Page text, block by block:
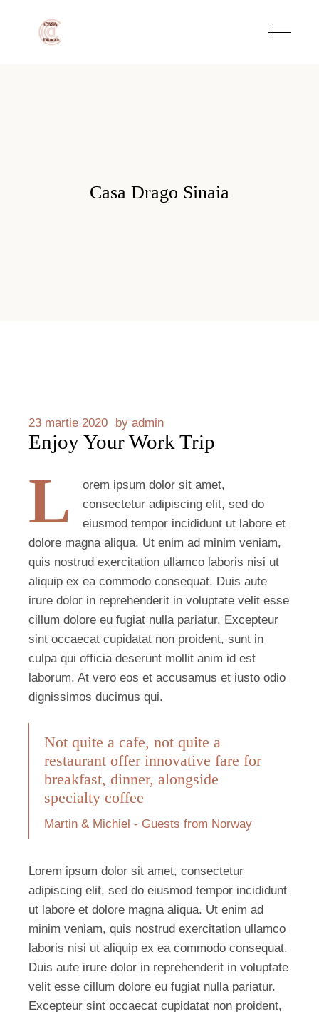
Casa Drago Sinaia
23 martie 2020 by admin
Enjoy Your Work Trip
L
orem ipsum dolor sit amet,
consectetur adipiscing elit, sed do
eiusmod tempor incididunt ut labore et
dolore magna aliqua. Ut enim ad minim veniam,
quis nostrud exercitation ullamco laboris nisi ut
aliquip ex ea commodo consequat. Duis aute
irure dolor in reprehenderit in voluptate velit esse
cillum dolore eu fugiat nulla pariatur. Excepteur
sint occaecat cupidatat non proident, sunt in
culpa qui officia deserunt mollit anim id est
laborum. At vero eos et accusamus et iusto odio
dignissimos ducimus qui.
Not quite a cafe, not quite a
restaurant offer innovative fare for
breakfast, dinner, alongside
specialty coffee
Martin & Michiel - Guests from Norway
Lorem ipsum dolor sit amet, consectetur
adipiscing elit, sed do eiusmod tempor incididunt
ut labore et dolore magna aliqua. Ut enim ad
minim veniam, quis nostrud exercitation ullamco
laboris nisi ut aliquip ex ea commodo consequat.
Duis aute irure dolor in reprehenderit in voluptate
velit esse cillum dolore eu fugiat nulla pariatur.
Excepteur sint occaecat cupidatat non proident,